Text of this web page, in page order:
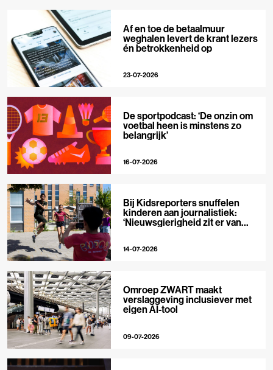
Af en toe de betaalmuur
weghalen levert de krant lezers
én betrokkenheid op
23-07-2026
De sportpodcast: ‘De onzin om
voetbal heen is minstens zo
belangrijk’
16-07-2026
Bij Kidsreporters snuffelen
kinderen aan journalistiek:
‘Nieuwsgierigheid zit er van
14-07-2026
Omroep ZWART maakt
verslaggeving inclusiever met
eigen AI-tool
09-07-2026